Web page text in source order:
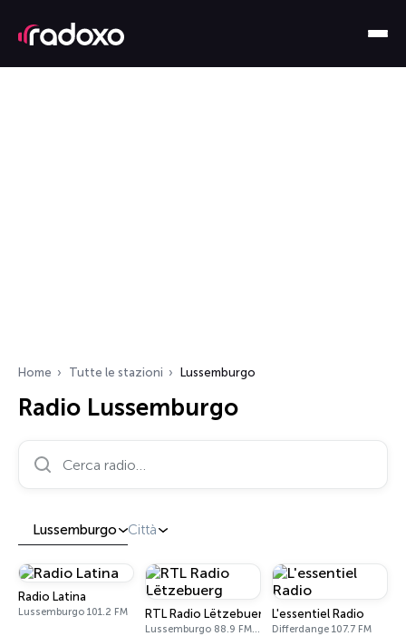
Home Tutte le stazioni Lussemburgo
Radio Lussemburgo
Cerca radio…
Lussemburgo Città
Radio Latina
Lussemburgo 101.2 FM RTL Radio Lëtzebuerg
Lussemburgo 88.9 FM, 92.5 FM
L'essentiel Radio
Differdange 107.7 FM